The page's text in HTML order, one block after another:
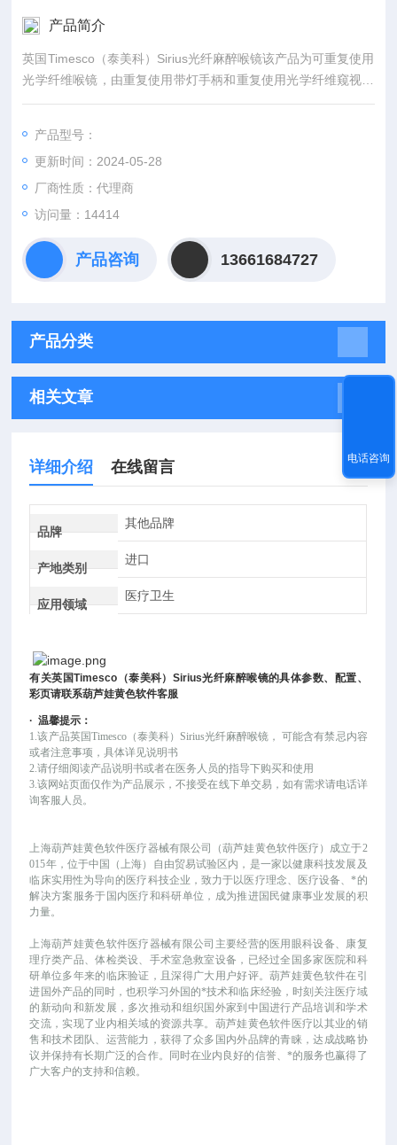
产品简介
英国Timesco（泰美科）Sirius光纤麻醉喉镜该产品为可重复使用
光学纤维喉镜，由重复使用带灯手柄和重复使用光学纤维窥视片
组成。
产品型号：
更新时间：2024-05-28
厂商性质：代理商
访问量：14414
产品咨询 13661684727
产品分类
相关文章
详细介绍 在线留言
品牌
其他品牌
产地类别
进口
应用领域
医疗卫生
有关英国Timesco （泰美科） Sirius光纤麻醉喉镜的具体参数、配置、
彩页请联系葫芦娃黄色软件客服
·温馨提示：
1.该产品英国Timesco（泰美科）Sirius光纤麻醉喉镜 ， 可能含有禁忌内容
或者注意事项，具体详见说明书
2.请仔细阅读产品说明书或者在医务人员的指导下购买和使用
3.该网站页面仅作为产品展示，不接受在线下单交易，如有需求请电话详
询客服人员。
上海葫芦娃黄色软件医疗器械有限公司（葫芦娃黄色软件医疗）成立于2
015年，位于中国（上海）自由贸易试验区内，是一家以健康科技发展及
临床实用性为导向的医疗科技企业，致力于以医疗理念、医疗设备、*的
解决方案服务于国内医疗和科研单位，成为推进国民健康事业发展的积
力量。
上海葫芦娃黄色软件医疗器械有限公司主要经营的医用眼科设备、康复
理疗类产品、体检类设、手术室急救室设备，已经过全国多家医院和科
研单位多年来的临床验证，且深得广大用户好评。葫芦娃黄色软件在引
进国外产品的同时，也积学习外国的*技术和临床经验，时刻关注医疗域
的新动向和新发展，多次推动和组织国外家到中国进行产品培训和学术
交流，实现了业内相关域的资源共享。葫芦娃黄色软件医疗以其业的销
售和技术团队、运营能力，获得了众多国内外品牌的青睐，达成战略协
议并保持有长期广泛的合作。同时在业内良好的信誉、*的服务也赢得了
广大客户的支持和信赖。
电话咨询